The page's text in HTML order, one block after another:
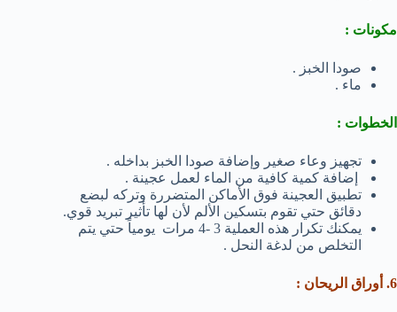
مكونات :
صودا الخبز .
ماء .
الخطوات :
تجهيز وعاء صغير وإضافة صودا الخبز بداخله .
إضافة كمية كافية من الماء لعمل عجينة .
تطبيق العجينة فوق الأماكن المتضررة وتركه لبضع
دقائق حتي تقوم بتسكين الألم لأن لها تأثير تبريد قوي.
يمكنك تكرار هذه العملية 3 -4 مرات يومياً حتي يتم
التخلص من لدغة النحل .
6. أوراق الريحان :